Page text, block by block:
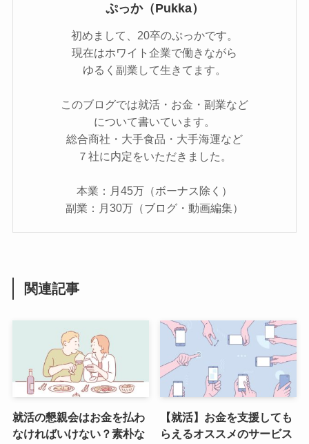
ぷっか（Pukka）
初めまして、20卒のぷっかです。
現在はホワイト企業で働きながら
ゆるく副業して生きてます。
このブログでは就活・お金・副業など
について書いています。
総合商社・大手食品・大手海運など
７社に内定をいただきました。
本業：月45万（ボーナス除く）
副業：月30万（ブログ・動画編集）
関連記事
就活の懇親会はお金を払わ
なければいけない？素朴な
【就活】お金を支援しても
らえるオススメのサービス